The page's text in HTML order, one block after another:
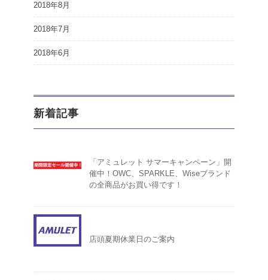
2018年8月
2018年7月
2018年6月
新着記事
「アミュレット サマーキャンペーン」開
催中！OWC、SPARKLE、Wiseブランド
の全商品がお買い得です！
店頭夏期休業日のご案内